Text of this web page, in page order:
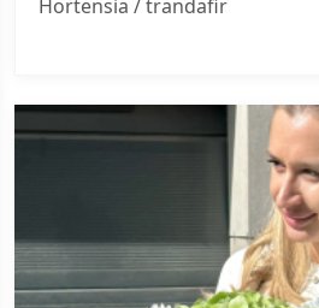
Hortensia / trandafir